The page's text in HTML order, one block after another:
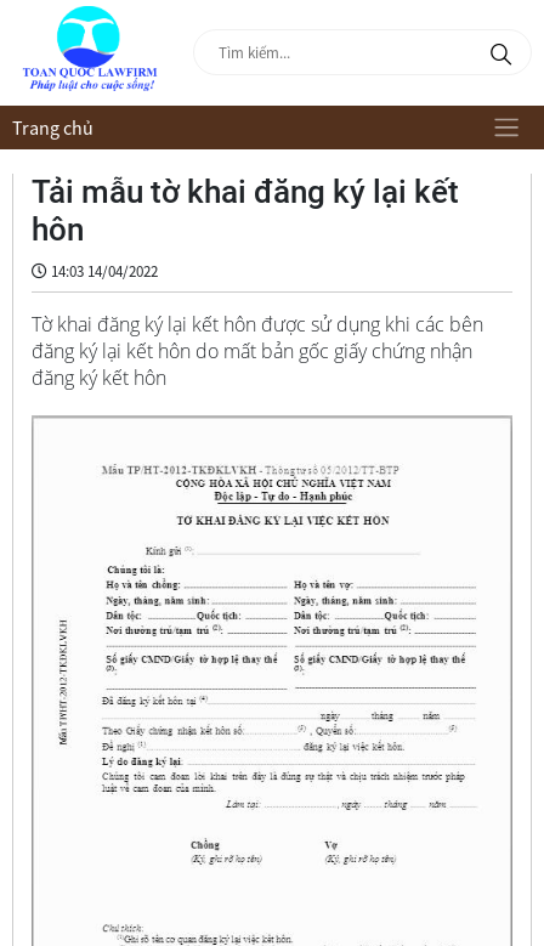
Trang chủ
Tải mẫu tờ khai đăng ký lại kết
hôn
14:03 14/04/2022
Tờ khai đăng ký lại kết hôn được sử dụng khi các bên
đăng ký lại kết hôn do mất bản gốc giấy chứng nhận
đăng ký kết hôn